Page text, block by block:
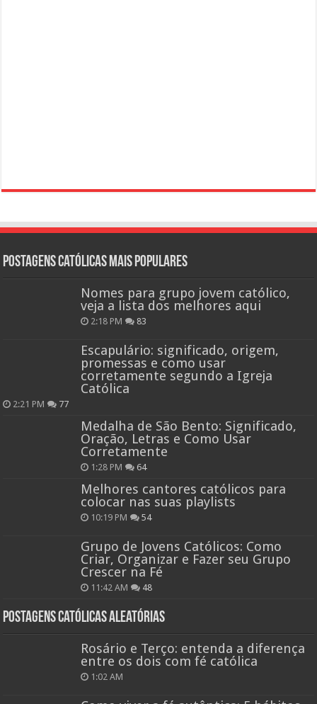
Postagens católicas mais Populares
Nomes para grupo jovem católico,
veja a lista dos melhores aqui
2:18 PM 83
Escapulário: significado, origem,
promessas e como usar
corretamente segundo a Igreja
Católica
2:21 PM 77
Medalha de São Bento: Significado,
Oração, Letras e Como Usar
Corretamente
1:28 PM 64
Melhores cantores católicos para
colocar nas suas playlists
10:19 PM 54
Grupo de Jovens Católicos: Como
Criar, Organizar e Fazer seu Grupo
Crescer na Fé
11:42 AM 48
Postagens católicas aleatórias
Rosário e Terço: entenda a diferença
entre os dois com fé católica
1:02 AM